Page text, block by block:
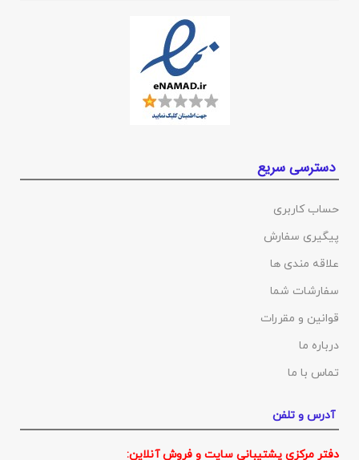
دسترسی سریع
حساب کاربری
پیگیری سفارش
علاقه مندی ها
سفارشات شما
قوانین و مقررات
درباره ما
تماس با ما
آدرس و تلفن
دفتر مرکزی پشتیبانی سایت و فروش آنلاین: